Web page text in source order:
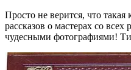
Просто не верится, что такая
рассказов о мастерах со всех
чудесными фотографиями!